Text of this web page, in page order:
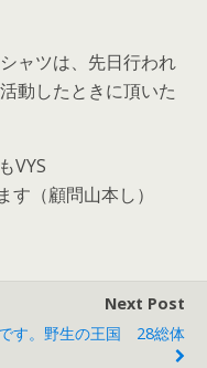
ャツは、先日行われ
動したときに頂いた
VYS
（顧問山本し）
Next Post
す。野生の王国 28総体